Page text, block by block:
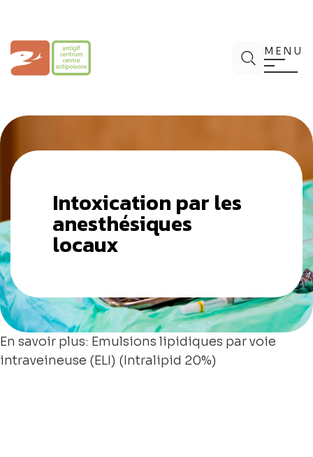
Centre Antipoisons Chercher
MENU
Intoxication par les
anesthésiques
locaux
En savoir plus: Emulsions lipidiques par voie
intraveineuse (ELI) (Intralipid 20%)